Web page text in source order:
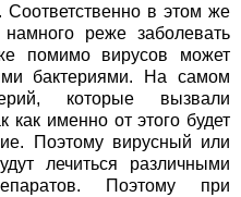
в этом же
намного реже заболевать
помимо вирусов может
бактериями. На самом
которые вызвали
как именно от этого будет
Поэтому вирусный или
лечиться различными
Поэтому при